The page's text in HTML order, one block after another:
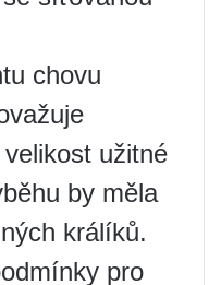
chovu
užitné
by měla
králíků.
pro